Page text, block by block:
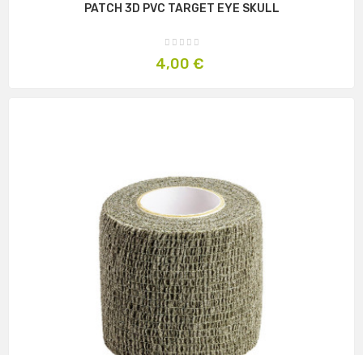
PATCH 3D PVC TARGET EYE SKULL
Prix
4,00 €